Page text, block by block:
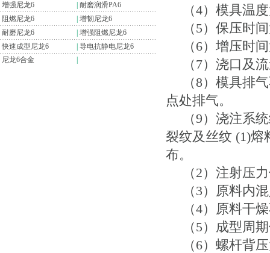
增强尼龙6
耐磨润滑PA6
阻燃尼龙6
增韧尼龙6
耐磨尼龙6
增强阻燃尼龙6
快速成型尼龙6
导电抗静电尼龙6
尼龙6合金
（4）模具温度
（5）保压时间
（6）增压时间
（7）浇口及流
（8）模具排气
点处排气。
（9）浇注系统
裂纹及丝纹 (1)熔
布。
（2）注射压力
（3）原料内混
（4）原料干燥
（5）成型周期
（6）螺杆背压